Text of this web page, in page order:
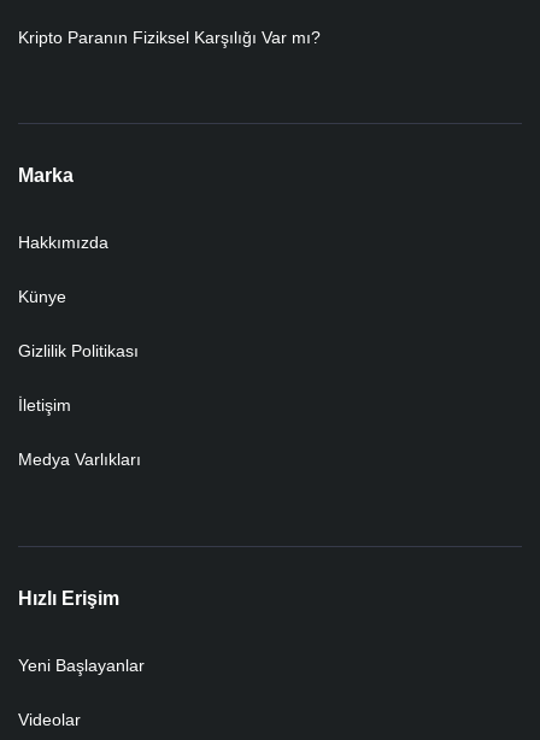
Kripto Paranın Fiziksel Karşılığı Var mı?
Marka
Hakkımızda
Künye
Gizlilik Politikası
İletişim
Medya Varlıkları
Hızlı Erişim
Yeni Başlayanlar
Videolar